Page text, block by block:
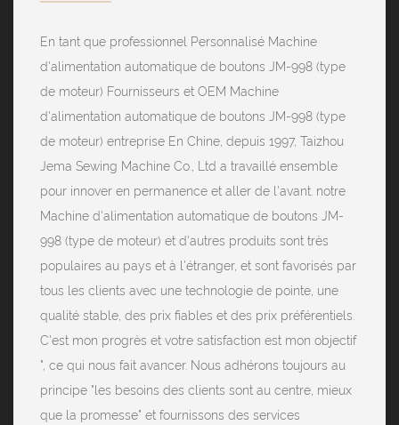
En tant que professionnel
Personnalisé Machine
d'alimentation automatique de boutons JM-998 (type
de moteur) Fournisseurs et OEM Machine
d'alimentation automatique de boutons JM-998 (type
de moteur) entreprise En Chine, depuis 1997, Taizhou
Jema Sewing Machine Co., Ltd a travaillé ensemble
pour innover en permanence et aller de l'avant. notre
Machine d'alimentation automatique de boutons JM-
998 (type de moteur) et d'autres produits sont très
populaires au pays et à l'étranger, et sont favorisés par
tous les clients avec une technologie de pointe, une
qualité stable, des prix fiables et des prix préférentiels.
C'est mon progrès et votre satisfaction est mon objectif
", ce qui nous fait avancer. Nous adhérons toujours au
principe "les besoins des clients sont au centre, mieux
que la promesse" et fournissons des services